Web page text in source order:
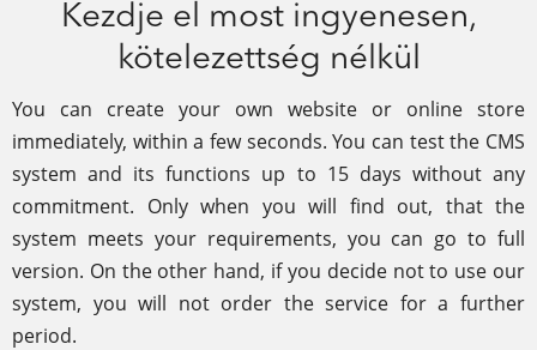
Kezdje el most ingyenesen,
kötelezettség nélkül
You can create your own website or online store
immediately, within a few seconds. You can test the CMS
system and its functions up to 15 days without any
commitment. Only when you will find out, that the
system meets your requirements, you can go to full
version. On the other hand, if you decide not to use our
system, you will not order the service for a further
period.